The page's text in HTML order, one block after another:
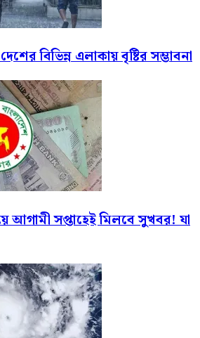
বিভিন্ন এলাকায় বৃষ্টির সম্ভাবনা
আগামী সপ্তাহেই মিলবে সুখবর! যা